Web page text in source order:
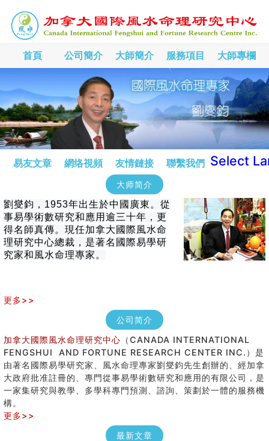
首頁 公司簡介 大師簡介 服務項目 大師專欄
易友文章 網络視頻 友情鏈接 聯繫我們 Select
大师简介
劉燮鈞，1953年出生於中國廣東。從
事易學術數研究和應用逾三十年，更
得名師真傳。現任加拿大國際風水命
理研究中心總裁，是著名國際易學研
究家和風水命理專家。
更多>>
公司简介
加拿大國際風水命理研究中心 （CANADA INTERNATIONAL
FENGSHUI AND FORTUNE RESEARCH CENTER INC.）是
由著名國際易學研究家、風水命理專家劉燮鈞先生創辦的、經加拿
大政府批准註冊的、專門從事易學術數研究和應用的有限公司，是
一家集研究與教學、多學科專門預測、諮詢、策劃於一體的服務機
構。
更多>>
最新文章
七夕节 我国唯一一个以女性为主角传统节日
手指饱满福运加身，这种手相福运在何处？
《高岛易断》(四)
民間風水知識九十四條